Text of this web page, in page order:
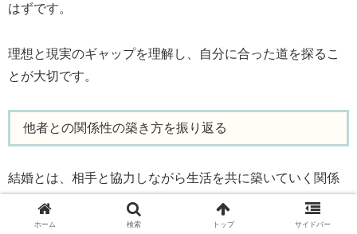
はずです。
理想と現実のギャップを理解し、自分に合った道を探るこ
とが大切です。
他者との関係性の築き方を振り返る
結婚とは、相手と協力しながら生活を共に築いていく関係
です。
ホーム 検索 トップ サイドバー